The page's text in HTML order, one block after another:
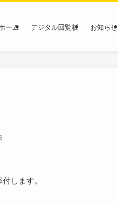
ーム デジタル回覧板 お知らせ
します。